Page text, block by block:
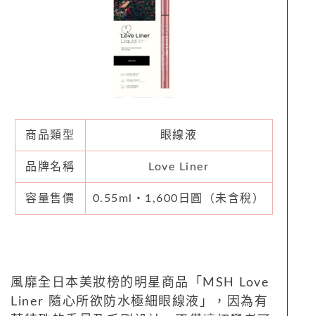
商品類型 眼線液
品牌名稱 Love Liner
容量售價 0.55ml・1,600日圓（未含稅）
風靡全日本美妝榜的明星商品「MSH Love
Liner 隨心所欲防水極細眼線液」，因為有